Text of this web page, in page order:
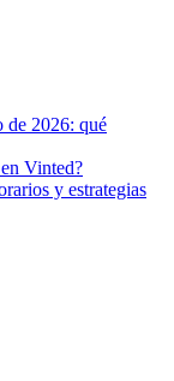
de 2026: qué
Vinted?
y estrategias